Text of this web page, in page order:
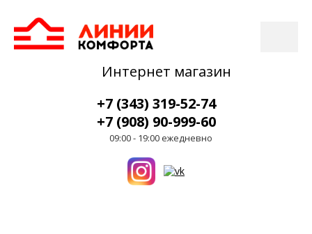
Интернет магазин
+7 (343) 319-52-74
+7 (908) 90-999-60
09:00 - 19:00 ежедневно